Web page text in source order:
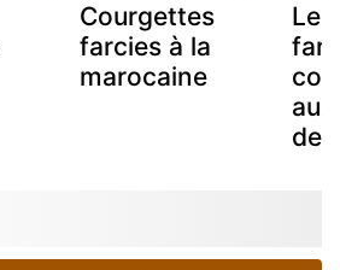
Courgettes
farcies à la
marocaine
de